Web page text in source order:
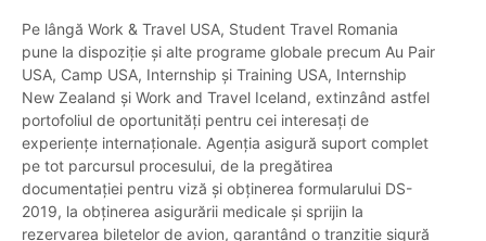
Pe lângă Work & Travel USA, Student Travel Romania
pune la dispoziție și alte programe globale precum Au Pair
USA, Camp USA, Internship și Training USA, Internship
New Zealand și Work and Travel Iceland, extinzând astfel
portofoliul de oportunități pentru cei interesați de
experiențe internaționale. Agenția asigură suport complet
pe tot parcursul procesului, de la pregătirea
documentației pentru viză și obținerea formularului DS-
2019, la obținerea asigurării medicale și sprijin la
rezervarea biletelor de avion, garantând o tranziție sigură